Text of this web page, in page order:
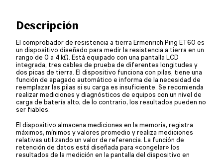
Descripción
El comprobador de resistencia a tierra Ermenrich Ping ET60 es
un dispositivo diseñado para medir la resistencia a tierra en un
rango de 0 a 4 kΩ. Está equipado con una pantalla LCD
integrada, tres cables de prueba de diferentes longitudes y
dos picas de tierra. El dispositivo funciona con pilas, tiene una
función de apagado automático e informa de la necesidad de
reemplazar las pilas si su carga es insuficiente. Se recomienda
realizar mediciones y diagnósticos de equipos con un nivel de
carga de batería alto; de lo contrario, los resultados pueden no
ser fiables.
El dispositivo almacena mediciones en la memoria, registra
máximos, mínimos y valores promedio y realiza mediciones
relativas utilizando un valor de referencia. La función de
retención de datos está diseñada para «congelar» los
resultados de la medición en la pantalla del dispositivo en